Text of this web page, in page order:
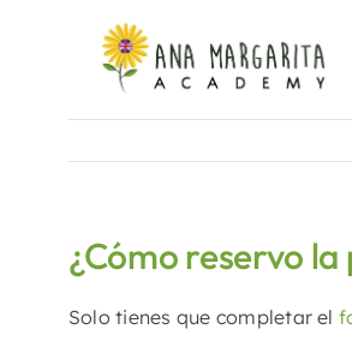
¿Cómo reservo la
Solo tienes que completar el